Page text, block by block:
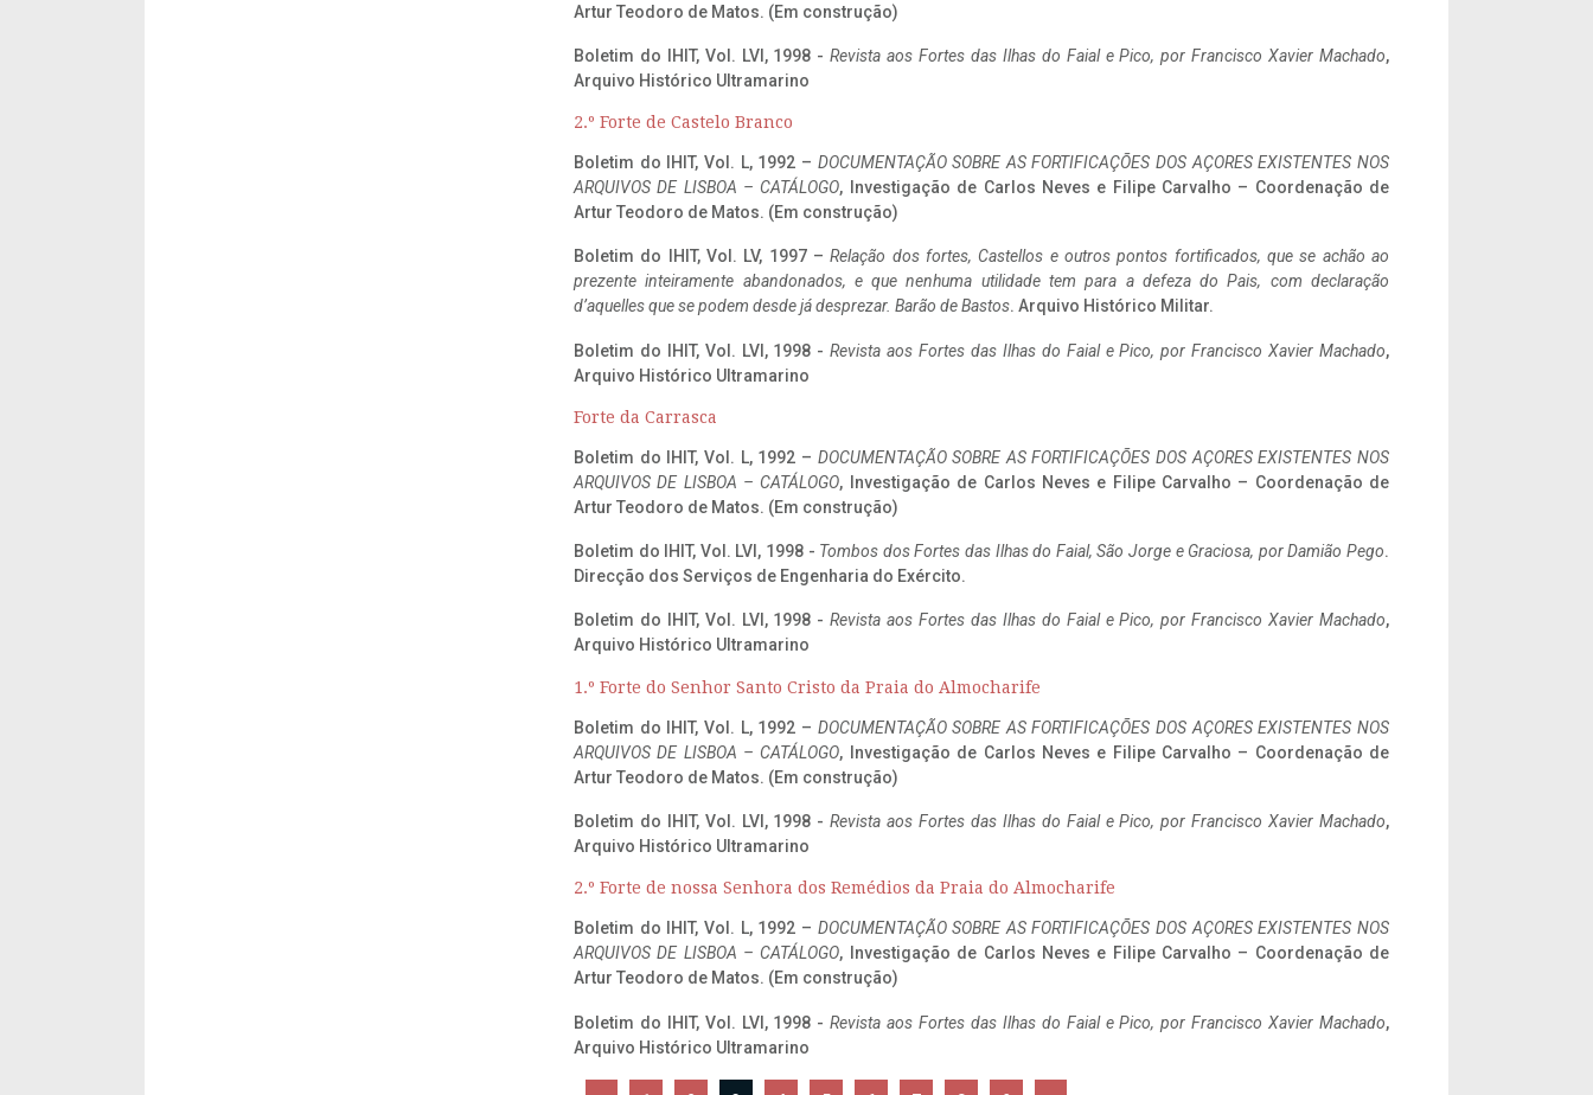
Artur Teodoro de Matos. (Em construção)
Boletim do IHIT, Vol. LVI, 1998 -Revista aos Fortes das Ilhas do Faial e Pico, por Francisco Xavier Machado,
Arquivo Histórico Ultramarino
2.º Forte de Castelo Branco
Boletim do IHIT, Vol. L, 1992 – DOCUMENTAÇÃO SOBRE AS FORTIFICAÇÕES DOS AÇORES EXISTENTES NOS
ARQUIVOS DE LISBOA – CATÁLOGO, Investigação de Carlos Neves e Filipe Carvalho – Coordenação de
Artur Teodoro de Matos. (Em construção)
Boletim do IHIT, Vol. LV, 1997 –Relação dos fortes, Castellos e outros pontos fortificados, que se achão ao
prezente inteiramente abandonados, e que nenhuma utilidade tem para a defeza do Pais, com declaração
d’aquelles que se podem desde já desprezar. Barão de Bastos. Arquivo Histórico Militar.
Boletim do IHIT, Vol. LVI, 1998 -Revista aos Fortes das Ilhas do Faial e Pico, por Francisco Xavier Machado,
Arquivo Histórico Ultramarino
Forte da Carrasca
Boletim do IHIT, Vol. L, 1992 – DOCUMENTAÇÃO SOBRE AS FORTIFICAÇÕES DOS AÇORES EXISTENTES NOS
ARQUIVOS DE LISBOA – CATÁLOGO, Investigação de Carlos Neves e Filipe Carvalho – Coordenação de
Artur Teodoro de Matos. (Em construção)
Boletim do IHIT, Vol. LVI, 1998 - Tombos dos Fortes das Ilhas do Faial, São Jorge e Graciosa, por Damião Pego.
Direcção dos Serviços de Engenharia do Exército.
Boletim do IHIT, Vol. LVI, 1998 -Revista aos Fortes das Ilhas do Faial e Pico, por Francisco Xavier Machado,
Arquivo Histórico Ultramarino
1.º Forte do Senhor Santo Cristo da Praia do Almocharife
Boletim do IHIT, Vol. L, 1992 – DOCUMENTAÇÃO SOBRE AS FORTIFICAÇÕES DOS AÇORES EXISTENTES NOS
ARQUIVOS DE LISBOA – CATÁLOGO, Investigação de Carlos Neves e Filipe Carvalho – Coordenação de
Artur Teodoro de Matos. (Em construção)
Boletim do IHIT, Vol. LVI, 1998 -Revista aos Fortes das Ilhas do Faial e Pico, por Francisco Xavier Machado,
Arquivo Histórico Ultramarino
2.º Forte de nossa Senhora dos Remédios da Praia do Almocharife
Boletim do IHIT, Vol. L, 1992 – DOCUMENTAÇÃO SOBRE AS FORTIFICAÇÕES DOS AÇORES EXISTENTES NOS
ARQUIVOS DE LISBOA – CATÁLOGO, Investigação de Carlos Neves e Filipe Carvalho – Coordenação de
Artur Teodoro de Matos. (Em construção)
Boletim do IHIT, Vol. LVI, 1998 -Revista aos Fortes das Ilhas do Faial e Pico, por Francisco Xavier Machado,
Arquivo Histórico Ultramarino